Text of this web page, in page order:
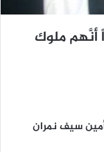
أنَّهم ملوك